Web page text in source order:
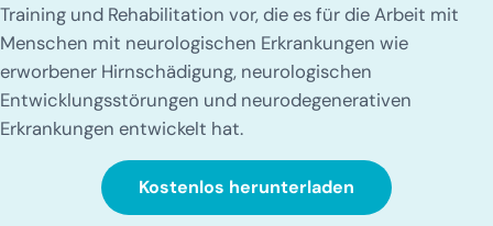
Training und Rehabilitation vor, die es für die Arbeit mit
Menschen mit neurologischen Erkrankungen wie
erworbener Hirnschädigung, neurologischen
Entwicklungsstörungen und neurodegenerativen
Erkrankungen entwickelt hat.
Kostenlos herunterladen